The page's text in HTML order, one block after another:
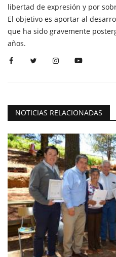
libertad de expresión y por
El objetivo es aportar al
que ha sido gravemente
años.
NOTICIAS RELACIONADAS